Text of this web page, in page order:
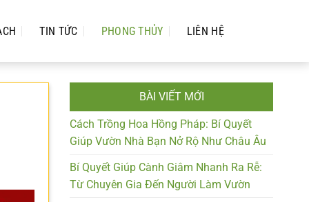
TIN TỨC PHONG THỦY LIÊN HỆ
BÀI VIẾT MỚI
Cách Trồng Hoa Hồng Pháp: Bí Quyết
Giúp Vườn Nhà Bạn Nở Rộ Như Châu Âu
Bí Quyết Giúp Cành Giâm Nhanh Ra Rễ:
Từ Chuyên Gia Đến Người Làm Vườn